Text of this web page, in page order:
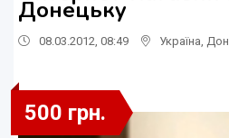
Донецьку
08.03.2012, 08:49 Україна
500 грн.